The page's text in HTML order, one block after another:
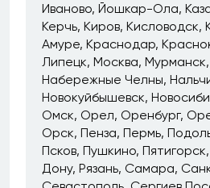
Иваново Йошкар-Ола
Керчь Киров Кисловодск
Амуре Краснодар
Липецк Москва Мурманск
Набережные Челны
Новокуйбышевск
Омск Орел Оренбург
Орск Пенза Пермь
Псков Пушкино Пятигорск
Дону Рязань Самара